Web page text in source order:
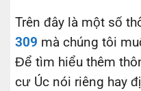
Trên đây là một số
309 mà chúng tôi
Để tìm hiểu thêm
cư Úc nói riêng hay